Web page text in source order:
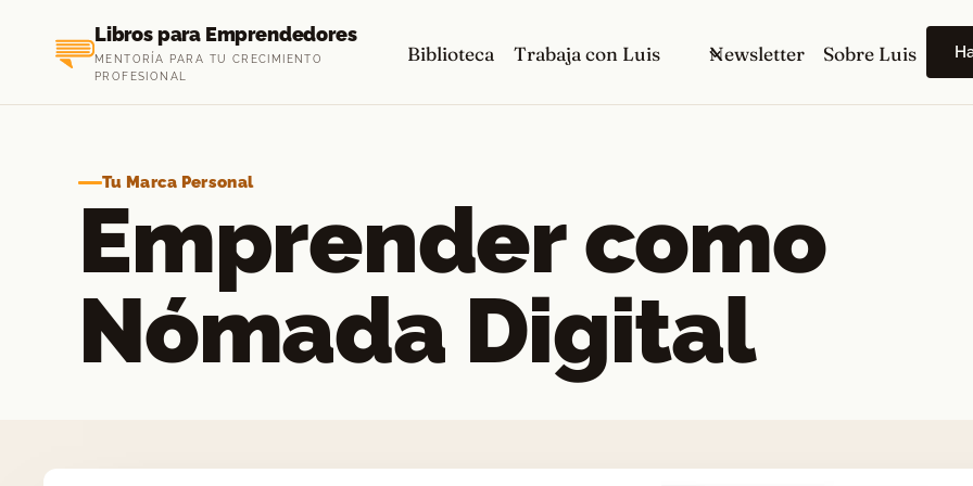
contenido
Libros para Emprendedores
MENTORÍA PARA TU CRECIMIENTO
PROFESIONAL
Biblioteca Trabaja con Luis Newsletter Sobre Luis
Tu Marca Personal
Emprender como
Nómada Digital